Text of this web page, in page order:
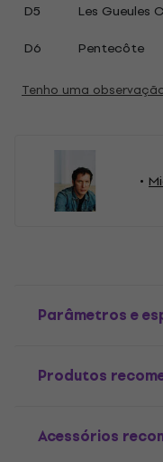
D5
Les Gueules
D6
Pentecôte
Tenho uma
Parâmetros e
Produtos
Acessórios